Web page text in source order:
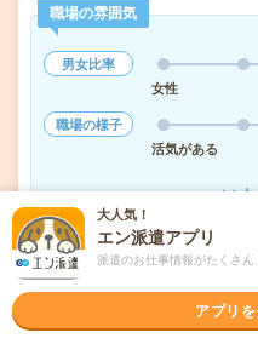
職場の雰囲気
男女比率
女性
職場の様子
活気がある
気になる! 応
派遣会社 株式会社
大人気！
エン派遣アプリ
派遣のお仕事情報がたくさ
アプリ